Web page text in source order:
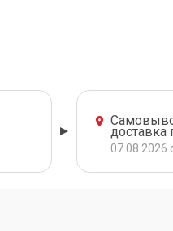
доставка
07.08.2026